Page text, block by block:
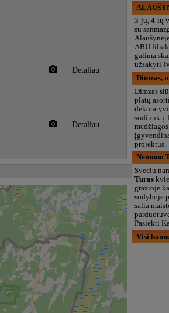
Detaliau
Detaliau
3-jų, 4-ių
su
ABU
galima
užsakyti
Dimzas,
Dimzas
platų
sodinukų.
projektus.
Nemuno
Sveciu
Turas
grazioje
sodyboje
salia
Pasiekti
Visi